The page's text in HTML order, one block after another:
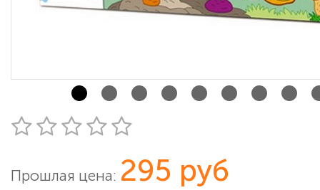
Прошлая цена: 295 руб